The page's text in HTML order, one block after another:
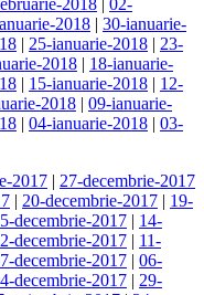
2018 | 02-
2018 | 30-ianuarie-
| 25-ianuarie-2018 | 23-
2018 | 18-ianuarie-
| 15-ianuarie-2018 | 12-
2018 | 09-ianuarie-
| 04-ianuarie-2018 | 03-
2017 | 27-decembrie-2017
| 20-decembrie-2017 | 19-
decembrie-2017 | 14-
decembrie-2017 | 11-
decembrie-2017 | 06-
decembrie-2017 | 29-